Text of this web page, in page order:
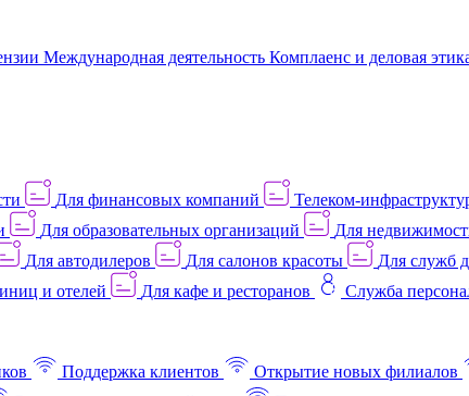
Международная деятельность Комплаенс и деловая
Для финансовых компаний Телеком-
Для образовательных организаций Для
Для автодилеров Для салонов красоты Для служб
и отелей Для кафе и ресторанов
Служба
Поддержка клиентов Открытие новых филиалов